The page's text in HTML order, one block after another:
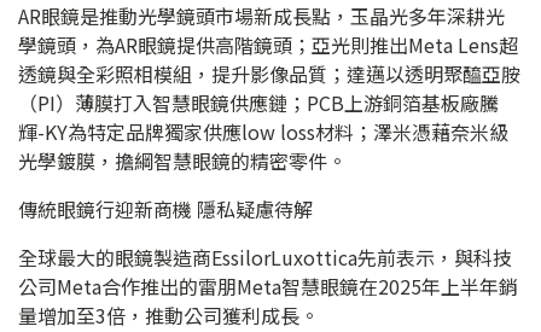
AR眼鏡是推動光學鏡頭市場新成長點，玉晶光多年深耕光
學鏡頭，為AR眼鏡提供高階鏡頭；亞光則推出Meta Lens超
透鏡與全彩照相模組，提升影像品質；達邁以透明聚醯亞胺
（PI）薄膜打入智慧眼鏡供應鏈；PCB上游銅箔基板廠騰
輝-KY為特定品牌獨家供應low loss材料；澤米憑藉奈米級
光學鍍膜，擔綱智慧眼鏡的精密零件。
傳統眼鏡行迎新商機 隱私疑慮待解
全球最大的眼鏡製造商EssilorLuxottica先前表示，與科技
公司Meta合作推出的雷朋Meta智慧眼鏡在2025年上半年銷
量增加至3倍，推動公司獲利成長。